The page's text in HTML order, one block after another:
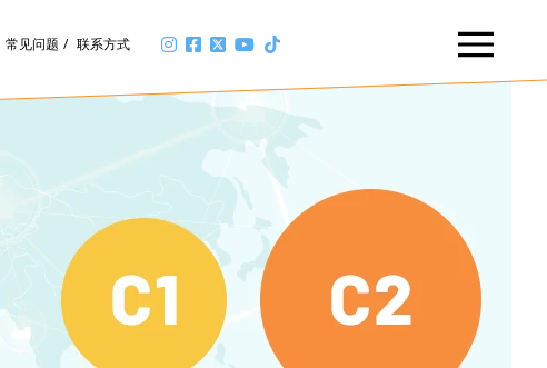
常见问题 联系方式